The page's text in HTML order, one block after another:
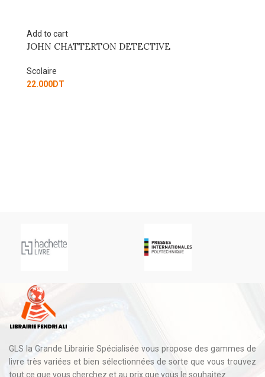
Add to cart
MON CAHIER DE VACANCES – DU CM2 A LA
Scolaire
GLS la Grande Librairie Spécialisée vous propose des gammes de
livre très variées et bien sélectionnées de sorte que vous trouvez
tout ce que vous cherchez et au prix que vous le souhaitez.